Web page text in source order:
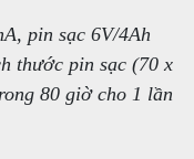
pin sạc 6V/4Ah
thước pin sạc (70 x
80 giờ cho 1 lần